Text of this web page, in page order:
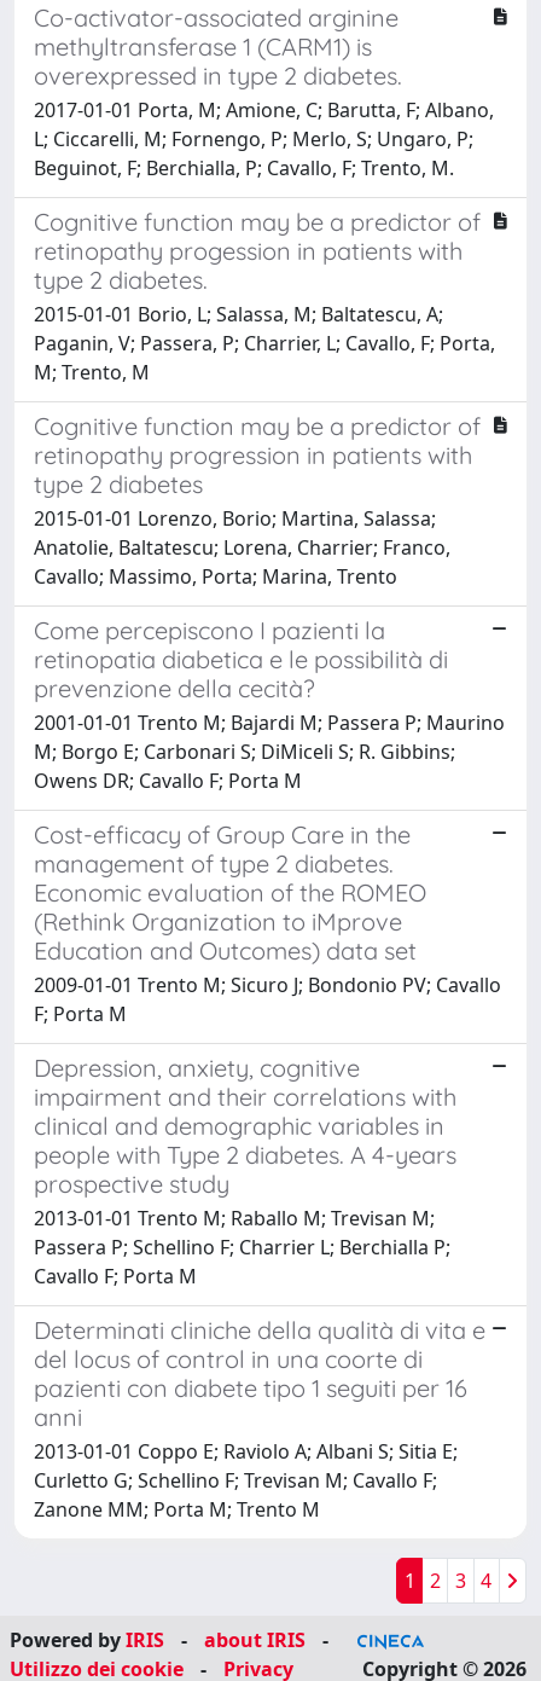
Co-activator-associated arginine
methyltransferase 1 (CARM1) is
overexpressed in type 2 diabetes.
2017-01-01 Porta, M; Amione, C; Barutta, F; Albano,
L; Ciccarelli, M; Fornengo, P; Merlo, S; Ungaro, P;
Beguinot, F; Berchialla, P; Cavallo, F; Trento, M.
Cognitive function may be a predictor of
retinopathy progession in patients with
type 2 diabetes.
2015-01-01 Borio, L; Salassa, M; Baltatescu, A;
Paganin, V; Passera, P; Charrier, L; Cavallo, F; Porta,
M; Trento, M
Cognitive function may be a predictor of
retinopathy progression in patients with
type 2 diabetes
2015-01-01 Lorenzo, Borio; Martina, Salassa;
Anatolie, Baltatescu; Lorena, Charrier; Franco,
Cavallo; Massimo, Porta; Marina, Trento
Come percepiscono I pazienti la
retinopatia diabetica e le possibilità di
prevenzione della cecità?
2001-01-01 Trento M; Bajardi M; Passera P; Maurino
M; Borgo E; Carbonari S; DiMiceli S; R. Gibbins;
Owens DR; Cavallo F; Porta M
Cost-efficacy of Group Care in the
management of type 2 diabetes.
Economic evaluation of the ROMEO
(Rethink Organization to iMprove
Education and Outcomes) data set
2009-01-01 Trento M; Sicuro J; Bondonio PV; Cavallo
F; Porta M
Depression, anxiety, cognitive
impairment and their correlations with
clinical and demographic variables in
people with Type 2 diabetes. A 4-years
prospective study
2013-01-01 Trento M; Raballo M; Trevisan M;
Passera P; Schellino F; Charrier L; Berchialla P;
Cavallo F; Porta M
Determinati cliniche della qualità di vita e
del locus of control in una coorte di
pazienti con diabete tipo 1 seguiti per 16
anni
2013-01-01 Coppo E; Raviolo A; Albani S; Sitia E;
Curletto G; Schellino F; Trevisan M; Cavallo F;
Zanone MM; Porta M; Trento M
1 2 3 4
Powered byIRIS - about IRIS
-
Utilizzo dei cookie
- Privacy Copyright © 2026